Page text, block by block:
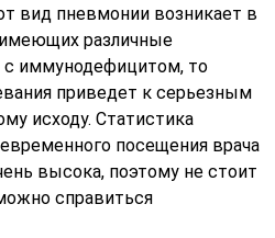
вид пневмонии возникает в
различные
с иммунодефицитом, то
приведет к серьезным
исходу. Статистика
посещения врача
высока, поэтому не стоит
справиться